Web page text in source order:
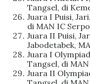
Tangsel, di
Juara I Puisi,
di MAN IC
Juara II Puisi,
Jabodetabek,
Juara I
Tangsel, di
Juara II